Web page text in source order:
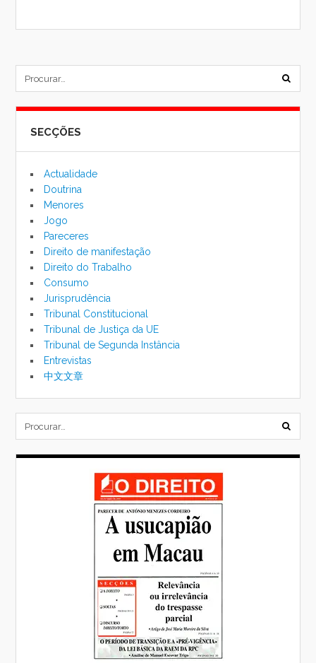
SECÇÕES
Actualidade
Doutrina
Menores
Jogo
Pareceres
Direito de manifestação
Direito do Trabalho
Consumo
Jurisprudência
Tribunal Constitucional
Tribunal de Justiça da UE
Tribunal de Segunda Instância
Entrevistas
中文文章